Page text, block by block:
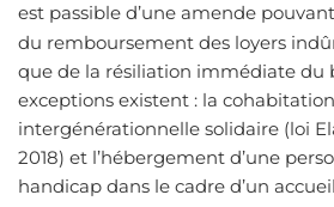
est passible d’une amende
du remboursement des loyers
que de la résiliation immédiate du
exceptions existent : la cohabitation
intergénérationnelle solidaire (loi
2018) et l’hébergement d’une
handicap dans le cadre d’un